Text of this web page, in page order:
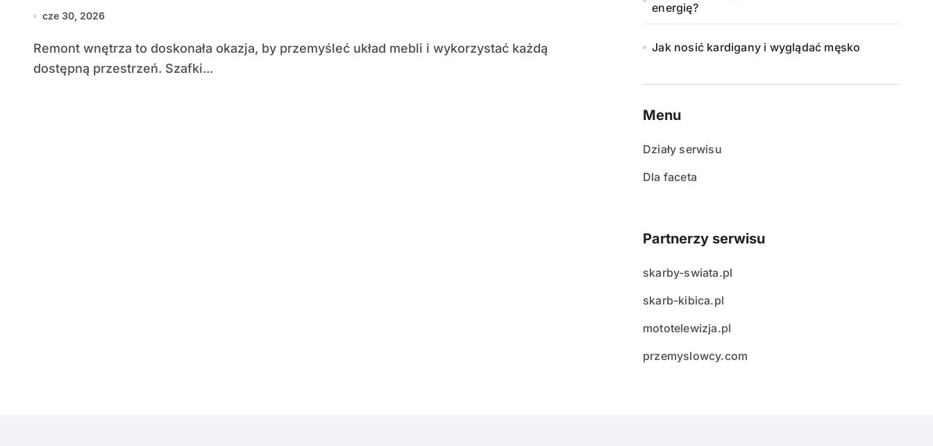
cze 30, 2026
Remont wnętrza to doskonała okazja, by przemyśleć układ mebli i wykorzystać każdą
dostępną przestrzeń. Szafki...
energię?
Jak nosić kardigany i wyglądać męsko
Menu
Działy serwisu
Dla faceta
Partnerzy serwisu
skarby-swiata.pl
skarb-kibica.pl
mototelewizja.pl
przemyslowcy.com